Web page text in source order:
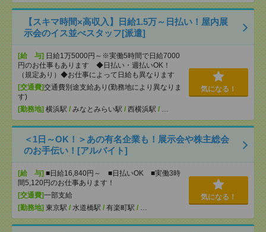
【スキマ時間×高収入】日給1.5万～日払い！屋内展
示会のイス並べスタッフ[派遣]
[給 与] 日給1万5000円～※実働5時間で日給7000
円のお仕事もあります ◆日払い・週払いOK！
（規定あり）◆お仕事によって日給も異なります
[交通費]交通費別途支給あり(勤務地により異なりま
す)
[勤務地] 横浜駅 / みなとみらい駅 / 西横浜駅 / …
気になる！
＜1日～OK！＞あの有名企業も！展示会や株主総会
のお手伝い！[アルバイト]
[給 与] ■日給16,840円～ ■日払いOK ■実働3時
間5,120円のお仕事あります！
[交通費]一部支給
[勤務地] 東京駅 / 水道橋駅 / 有楽町駅 / …
気になる！